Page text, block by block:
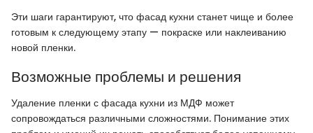
Эти шаги гарантируют, что фасад кухни станет чище и более
готовым к следующему этапу — покраске или наклеиванию
новой пленки.
Возможные проблемы и решения
Удаление пленки с фасада кухни из МДФ может
сопровождаться различными сложностями. Понимание этих